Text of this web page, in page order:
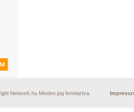
Network.hu Minden jog fenntartva.